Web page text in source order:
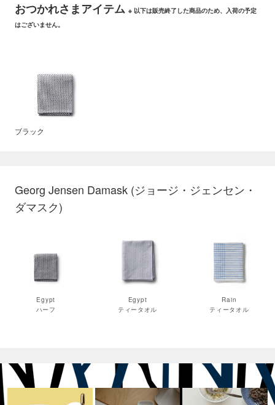
おつかれさまアイテム ※ 以下は販売終了した商品のため、入荷の予定
はございません。
ブラック
Georg Jensen Damask (ジョージ・ジェンセン・
ダマスク)
Egypt
ハーフ
Egypt
ティータオル
Rain
ティータオル